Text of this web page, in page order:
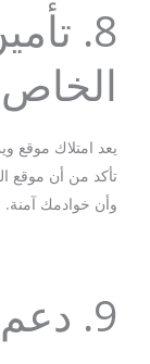
8.
يعد امتلاك موقع
تأكد من أن موقع
وأن خوادمك آمنة.
9. دعم زوارك.